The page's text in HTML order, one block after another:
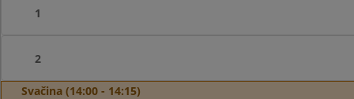
1
2
Svačina (14:00 - 14:15)